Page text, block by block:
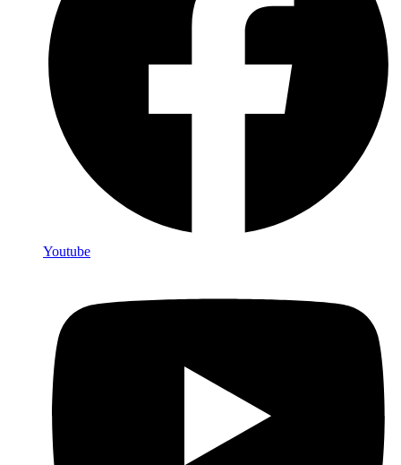
Youtube